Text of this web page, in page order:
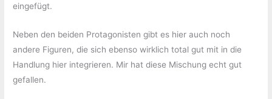
eingefügt.
Neben den beiden Protagonisten gibt es hier auch noch
andere Figuren, die sich ebenso wirklich total gut mit in die
Handlung hier integrieren. Mir hat diese Mischung echt gut
gefallen.